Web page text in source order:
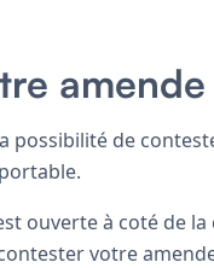
possibilité de
ouverte à coté de
votre